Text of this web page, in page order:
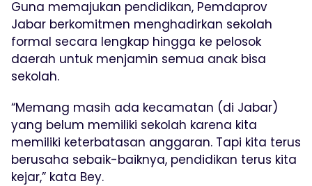
Guna memajukan pendidikan, Pemdaprov
Jabar berkomitmen menghadirkan sekolah
formal secara lengkap hingga ke pelosok
daerah untuk menjamin semua anak bisa
sekolah.
“Memang masih ada kecamatan (di Jabar)
yang belum memiliki sekolah karena kita
memiliki keterbatasan anggaran. Tapi kita terus
berusaha sebaik-baiknya, pendidikan terus kita
kejar,” kata Bey.